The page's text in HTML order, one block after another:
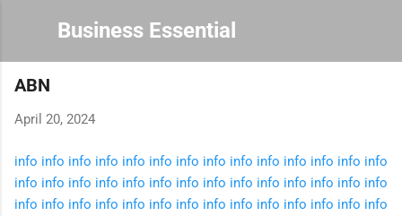
Skip to main content
Business Essential
ABN
April 20, 2024
info info info info info info info info info info info info info info
info info info info info info info info info info info info info info
info info info info info info info info info info info info info info